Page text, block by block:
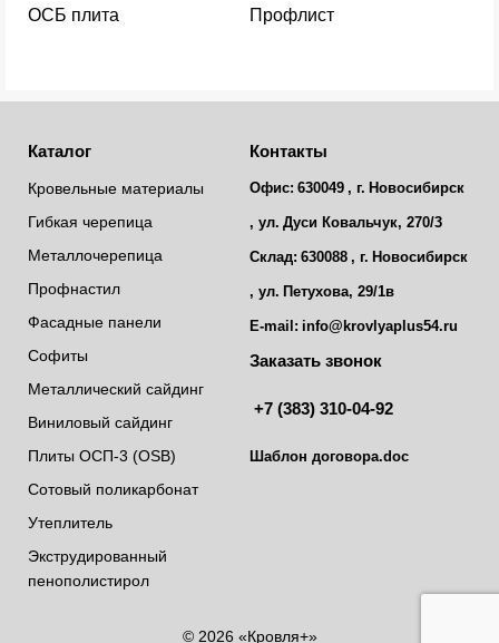
ОСБ плита Профлист
Каталог
Кровельные материалы
Гибкая черепица
Металлочерепица
Профнастил
Фасадные панели
Софиты
Металлический сайдинг
Виниловый сайдинг
Плиты ОСП-3 (OSB)
Сотовый поликарбонат
Утеплитель
Экструдированный
пенополистирол
Контакты
Офис: 630049 , г. Новосибирск
, ул. Дуси Ковальчук, 270/3
Склад: 630088 , г. Новосибирск
, ул. Петухова, 29/1в
E-mail: info@krovlyaplus54.ru
Заказать звонок
+7 (383) 310-04-92
Шаблон договора.doc
© 2026 «Кровля+»